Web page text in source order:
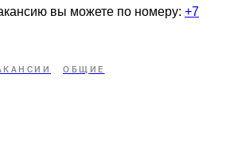
вы можете по номеру: +7
ОБЩИЕ